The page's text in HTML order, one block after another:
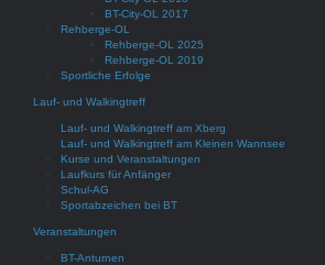
BT-City-OL 2017
Rehberge-OL
Rehberge-OL 2025
Rehberge-OL 2019
Sportliche Erfolge
Lauf- und Walkingtreff
Lauf- und Walkingtreff am Xberg
Lauf- und Walkingtreff am Kleinen Wannsee
Kurse und Veranstaltungen
Laufkurs für Anfänger
Schul-AG
Sportabzeichen bei BT
Veranstaltungen
BT-Anturnen